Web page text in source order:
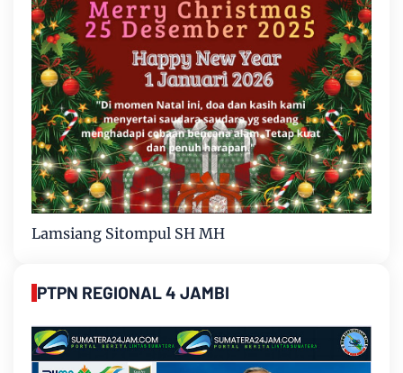
Lamsiang Sitompul SH MH
PTPN REGIONAL 4 JAMBI